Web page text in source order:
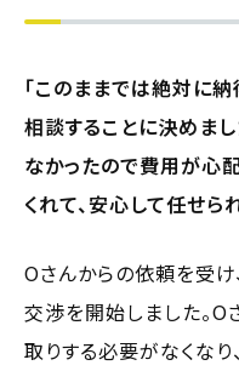
「このままでは絶対に
相談することに決めま
なかったので費用が心
くれて、安心して任せら
Oさんからの依頼を受
交渉を開始しました。
取りする必要がなくな